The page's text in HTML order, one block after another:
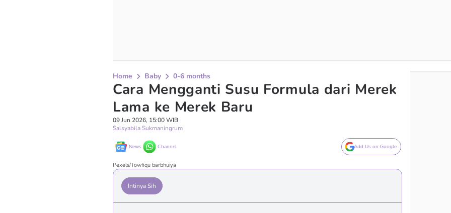
Home Baby 0-6 months
Cara Mengganti Susu Formula dari Merek
Lama ke Merek Baru
09 Jun 2026, 15:00 WIB
Salsyabila Sukmaningrum
News Channel Add Us on Google
Pexels/Towfiqu barbhuiya
Intinya Sih